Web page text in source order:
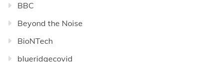
BBC
Beyond the Noise
BioNTech
blueridgecovid